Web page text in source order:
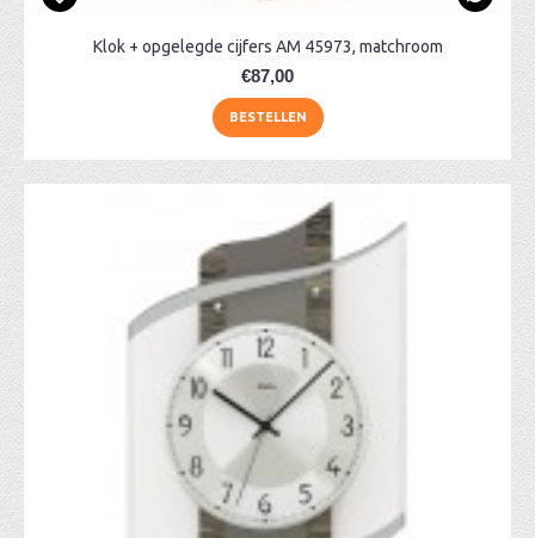
Klok + opgelegde cijfers AM 45973, matchroom
€87,00
BESTELLEN